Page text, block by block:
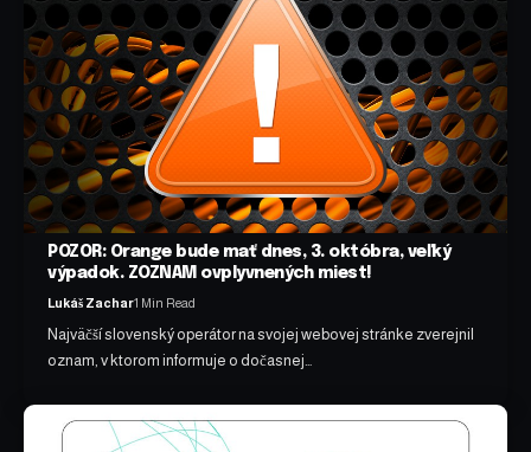
POZOR: Orange bude mať dnes, 3. októbra, veľký
výpadok. ZOZNAM ovplyvnených miest!
Lukáš Zachar1 Min Read
Najväčší slovenský operátor na svojej webovej stránke zverejnil
oznam, v ktorom informuje o dočasnej…